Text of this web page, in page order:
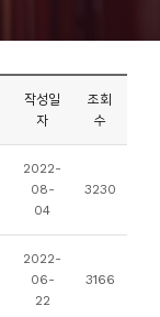
작성일
자
조회
수
2022-
08-
04
3230
2022-
06-
22
3166